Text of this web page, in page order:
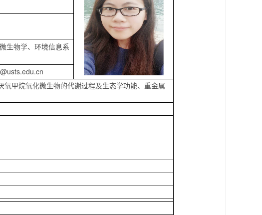
生物学、环境信息系
甲烷氧化微生物的代谢过程及生态学功能、重金属